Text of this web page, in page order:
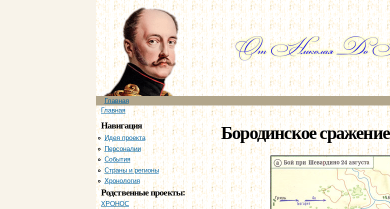
Перейти к
основному
содержанию
Главное меню
Главная
Вы здесь
Главная
Навигация
Идея проекта
Персоналии
События
Страны и регионы
Хронология
Родственные проекты:
ХРОНОС
Бородинское сражение